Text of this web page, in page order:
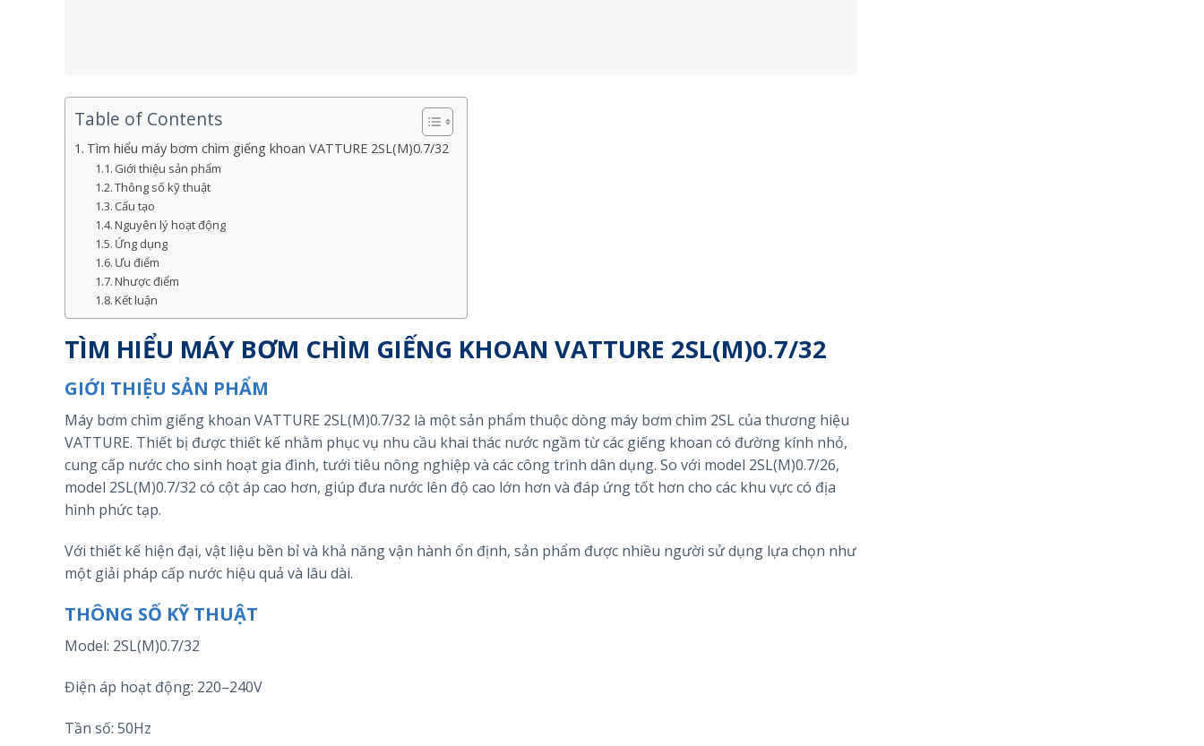
Table of Contents
Tìm hiểu máy bơm chìm giếng khoan VATTURE 2SL(M)0.7/32
Giới thiệu sản phẩm
Thông số kỹ thuật
Cấu tạo
Nguyên lý hoạt động
Ứng dụng
Ưu điểm
Nhược điểm
Kết luận
TÌM HIỂU MÁY BƠM CHÌM GIẾNG KHOAN VATTURE 2SL(M)0.7/32
GIỚI THIỆU SẢN PHẨM
Máy bơm chìm giếng khoan VATTURE 2SL(M)0.7/32 là một sản phẩm thuộc dòng máy bơm chìm 2SL của thương hiệu
VATTURE. Thiết bị được thiết kế nhằm phục vụ nhu cầu khai thác nước ngầm từ các giếng khoan có đường kính nhỏ,
cung cấp nước cho sinh hoạt gia đình, tưới tiêu nông nghiệp và các công trình dân dụng. So với model 2SL(M)0.7/26,
model 2SL(M)0.7/32 có cột áp cao hơn, giúp đưa nước lên độ cao lớn hơn và đáp ứng tốt hơn cho các khu vực có địa
hình phức tạp.
Với thiết kế hiện đại, vật liệu bền bỉ và khả năng vận hành ổn định, sản phẩm được nhiều người sử dụng lựa chọn như
một giải pháp cấp nước hiệu quả và lâu dài.
THÔNG SỐ KỸ THUẬT
Model: 2SL(M)0.7/32
Điện áp hoạt động: 220–240V
Tần số: 50Hz